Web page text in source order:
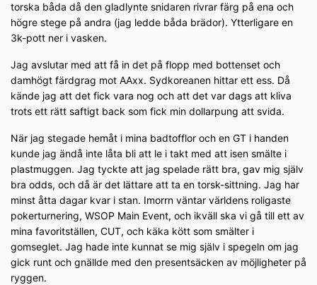
torska båda då den gladlynte snidaren rivrar färg på ena och
högre stege på andra (jag ledde båda brädor). Ytterligare en
3k-pott ner i vasken.
Jag avslutar med att få in det på flopp med bottenset och
damhögt färdgrag mot AAxx. Sydkoreanen hittar ett ess. Då
kände jag att det fick vara nog och att det var dags att kliva
trots ett rätt saftigt back som fick min dollarpung att svida.
När jag stegade hemåt i mina badtofflor och en GT i handen
kunde jag ändå inte låta bli att le i takt med att isen smälte i
plastmuggen. Jag tyckte att jag spelade rätt bra, gav mig själv
bra odds, och då är det lättare att ta en torsk-sittning. Jag har
minst åtta dagar kvar i stan. Imorrn väntar världens roligaste
pokerturnering, WSOP Main Event, och ikväll ska vi gå till ett av
mina favoritställen, CUT, och käka kött som smälter i
gomseglet. Jag hade inte kunnat se mig själv i spegeln om jag
gick runt och gnällde med den presentsäcken av möjligheter på
ryggen.